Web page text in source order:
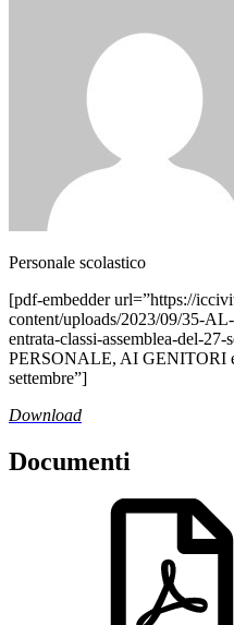
Personale scolastico
[pdf-embedder url=”https://
content/uploads/2023/09/35-
entrata-classi-assemblea-del-
PERSONALE, AI GENITORI
settembre”]
Download
Documenti